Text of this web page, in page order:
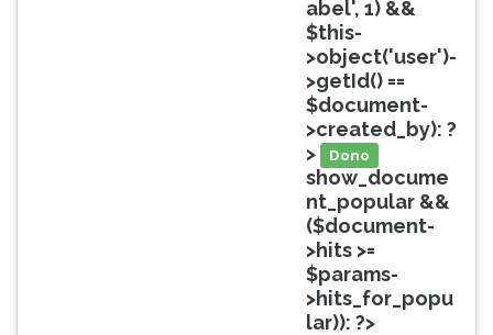
abel', 1) &&
$this-
>object('user')-
>getId() ==
$document-
>created_by): ?
>
Dono
show_docume
nt_popular &&
($document-
>hits >=
$params-
>hits_for_popu
lar)): ?>